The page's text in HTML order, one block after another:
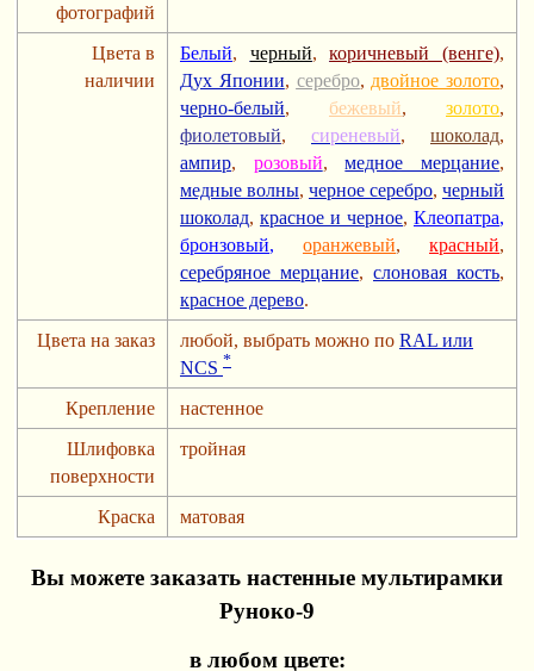
фотографий
Цвета в
наличии
Белый, черный,коричневый (венге),
Дух Японии, серебро, двойное золото,
черно-белый, бежевый, золото,
фиолетовый, сиреневый, шоколад,
ампир, розовый,медное мерцание,
медные волны, черное серебро, черный
шоколад, красное и черное, Клеопатра,
бронзовый, оранжевый, красный,
серебряное мерцание, слоновая кость,
красное дерево.
Цвета на заказ
любой, выбрать можно по RAL или
NCS *
Крепление
настенное
Шлифовка
поверхности
тройная
Краска матовая
Вы можете заказать настенные мультирамки
Руноко-9
в любом цвете: